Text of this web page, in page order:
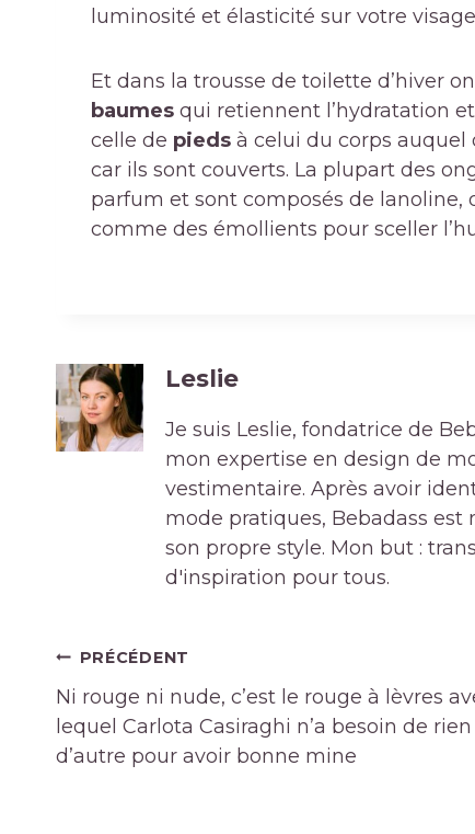
luminosité et élasticité sur votre
Et dans la trousse de toilette d’hiver
baumes qui retiennent l’hydratation
celle de pieds à celui du corps
car ils sont couverts. La plupart des
parfum et sont composés de lanoline,
comme des émollients pour sceller
Leslie
Je suis Leslie, fondatrice de
mon expertise en design de
vestimentaire. Après avoir
mode pratiques, Bebadass
son propre style. Mon but :
d'inspiration pour tous.
Navigation
de
l’article
PRÉCÉDENT
Ni rouge ni nude, c’est le rouge à lèvres
lequel Carlota Casiraghi n’a besoin de rien
d’autre pour avoir bonne mine